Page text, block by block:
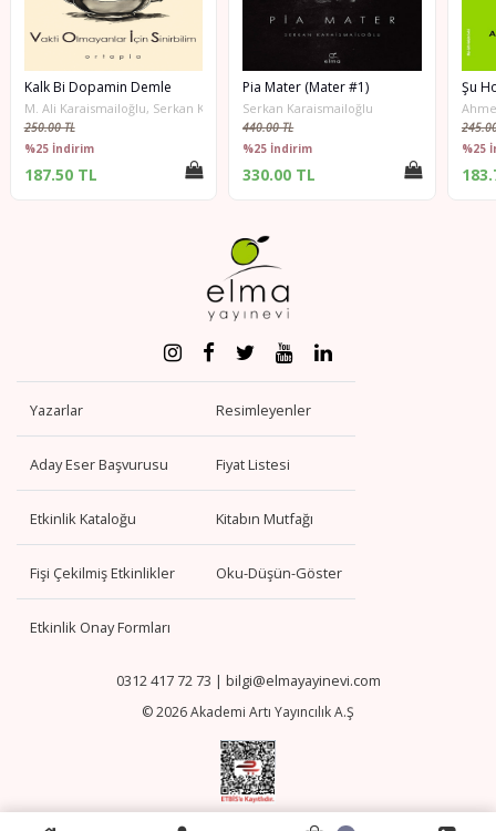
Kalk Bi Dopamin Demle
M. Ali Karaismailoğlu, Serkan Karaismailoğlu
250.00 TL
%25 İndirim
187.50 TL
Pia Mater (Mater #1)
Serkan Karaismailoğlu
440.00 TL
%25 İndirim
330.00 TL
%25
Yazarlar Resimleyenler
Aday Eser Başvurusu Fiyat Listesi
Etkinlik Kataloğu Kitabın Mutfağı
Fişi Çekilmiş Etkinlikler Oku-Düşün-Göster
Etkinlik Onay Formları
0312 417 72 73 | bilgi@elmayayinevi.com
© 2026 Akademi Artı Yayıncılık A.Ş